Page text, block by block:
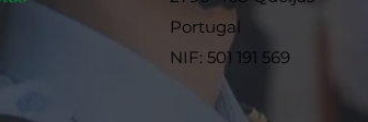
Portugal
NIF: 501 191 569